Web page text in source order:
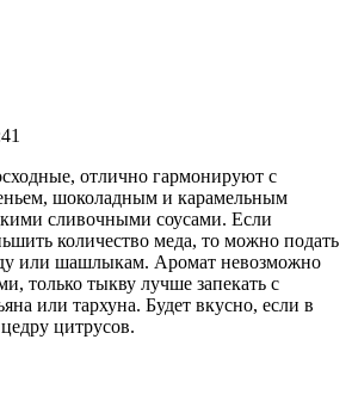
отлично гармонируют с
шоколадным и карамельным
сливочными соусами. Если
количество меда, то можно подать
или шашлыкам. Аромат невозможно
только тыкву лучше запекать с
или тархуна. Будет вкусно, если в
цитрусов.